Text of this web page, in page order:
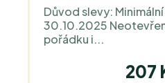
Důvod slevy:
30.10.2025
pořádku i...
207